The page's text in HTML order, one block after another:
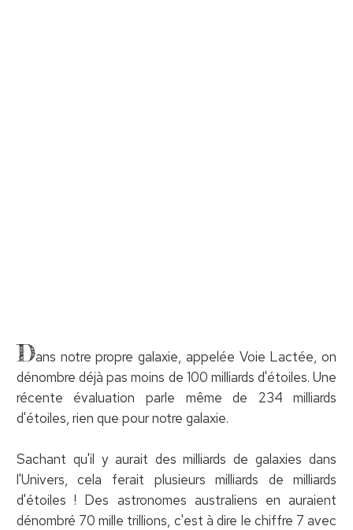
Dans notre propre galaxie, appelée Voie Lactée, on
dénombre déjà pas moins de 100 milliards d'étoiles. Une
récente évaluation parle même de 234 milliards
d'étoiles, rien que pour notre galaxie.
Sachant qu'il y aurait des milliards de galaxies dans
l'Univers, cela ferait plusieurs milliards de milliards
d'étoiles ! Des astronomes australiens en auraient
dénombré 70 mille trillions, c'est à dire le chiffre 7 avec